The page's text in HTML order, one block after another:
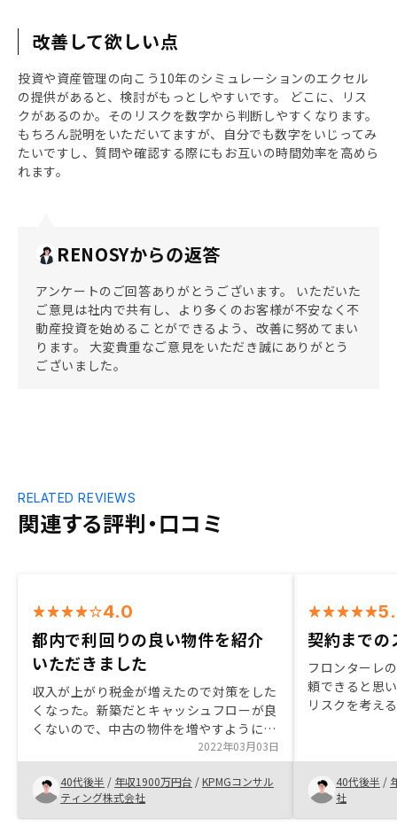
改善して欲しい点
投資や資産管理の向こう10年のシミュレーションのエクセル
の提供があると、検討がもっとしやすいです。 どこに、リス
クがあるのか。そのリスクを数字から判断しやすくなります。
もちろん説明をいただいてますが、自分でも数字をいじってみ
たいですし、質問や確認する際にもお互いの時間効率を高めら
れます。
RENOSYからの返答
アンケートのご回答ありがとうございます。 いただいた
ご意見は社内で共有し、より多くのお客様が不安なく不
動産投資を始めることができるよう、改善に努めてまい
ります。 大変貴重なご意見をいただき誠にありがとう
ございました。
関連する評判・口コミ
RELATED REVIEWS
4.0
都内で利回りの良い物件を紹介
いただきました
収入が上がり税金が増えたので対策をした
くなった。新築だとキャッシュフローが良
くないので、中古の物件を増やすようにし
た。Renosyは管理委託料が安くキャッシ
ュフローが出やすいところが良かったのだ
が、この度のサービス改定は非常に残念に
思っている。Renosy以外で購入した物件
もアプリに追加できると良い。
2022年03月03日
40代後半 / 年収1900万円台 /KPMGコンサル
ティング株式会社
契約までの
フロンターレ
頼できると思
リスクを考え
での手続きの
ローンや年収
らい得られて
選べるような
40代後半 /
社